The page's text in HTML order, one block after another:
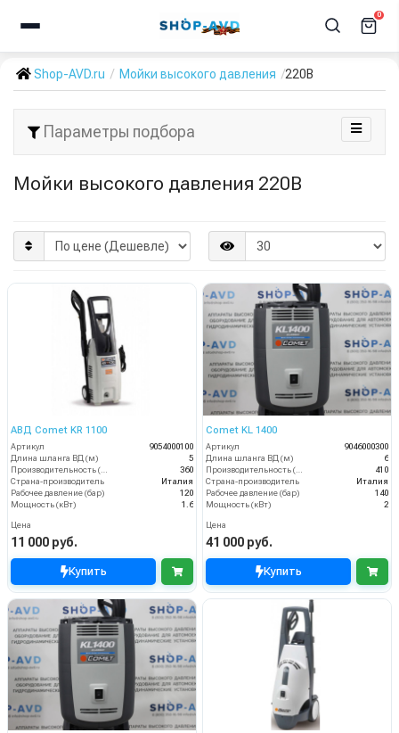
0
Shop-AVD.ru Мойки высокого давления 220В
Параметры подбора
Мойки высокого давления 220В
АВД Comet KR 1100
Артикул
9054000100
Длина шланга ВД (м)
5
360
Страна-производитель
Италия
Рабочее давление (бар)
120
Мощность (кВт)
1.6
Цена
11 000 руб.
Купить
Comet KL 1400
Артикул
9046000300
Длина шланга ВД (м)
6
410
Страна-производитель
Италия
Рабочее давление (бар)
140
Мощность (кВт)
2
Цена
41 000 руб.
Купить